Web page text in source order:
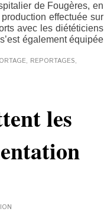
de Fougères, en
effectuée sur
avec les diététiciens
également équipée
, REPORTAGES,
les